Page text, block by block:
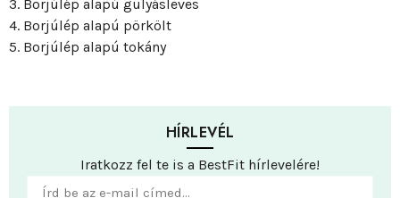
HÍRLEVÉL
Iratkozz fel te is a BestFit hírlevelére!
3. Borjúlép alapú gulyásleves
4. Borjúlép alapú pörkölt
5. Borjúlép alapú tokány